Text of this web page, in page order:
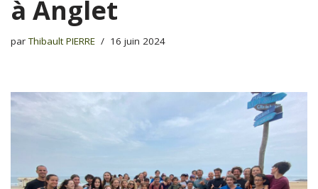
à Anglet
parThibault PIERRE 16 juin 2024